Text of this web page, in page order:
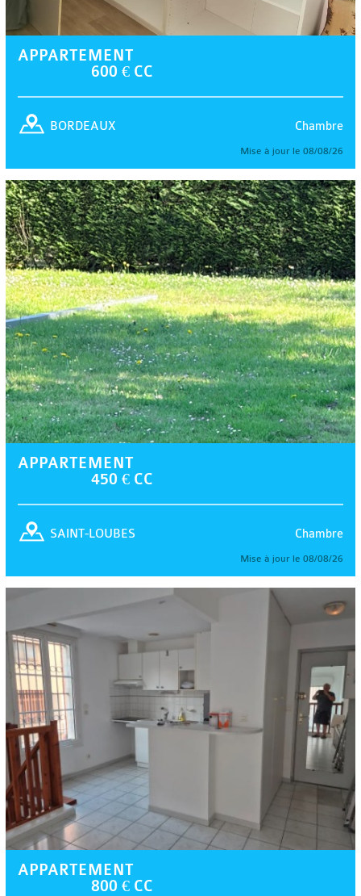
APPARTEMENT
600 € CC
Chambre
BORDEAUX
Mise à jour le 08/08/26
APPARTEMENT
450 € CC
Chambre
SAINT-LOUBES
Mise à jour le 08/08/26
APPARTEMENT
800 € CC